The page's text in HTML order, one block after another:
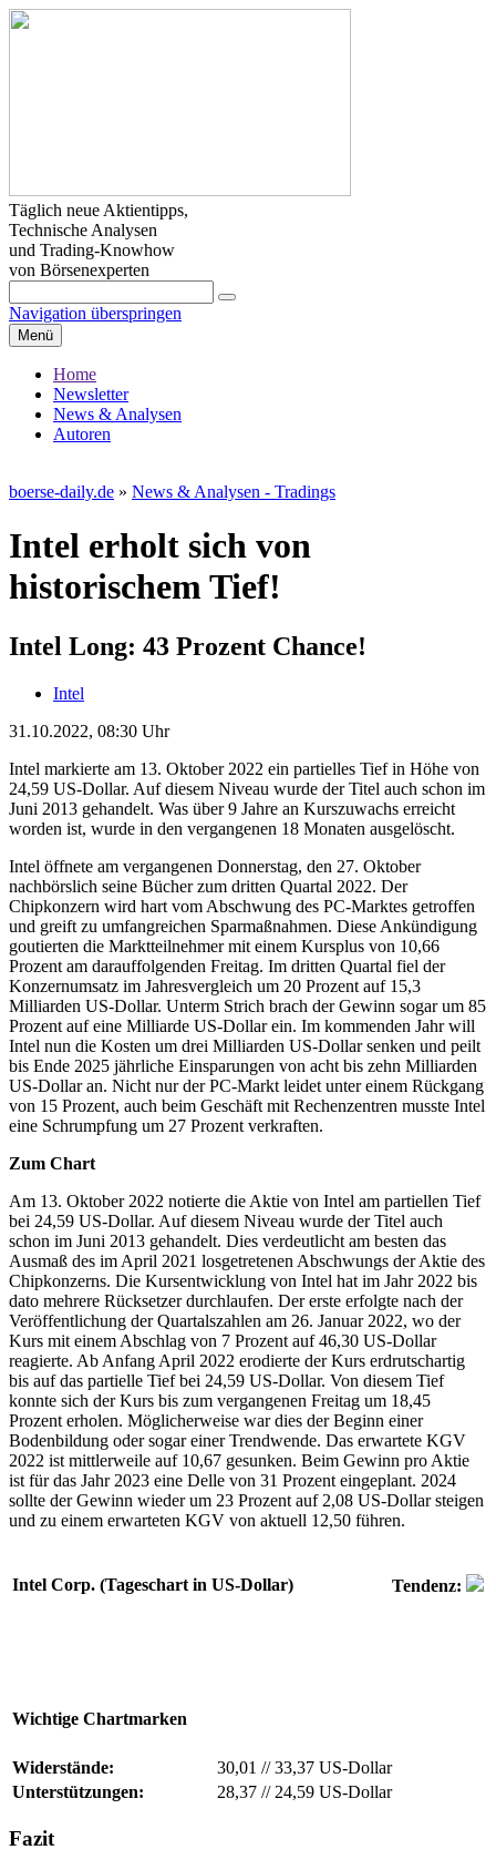
Täglich neue Aktientipps,
Technische Analysen
und Trading-Knowhow
von Börsenexperten
Navigation überspringen
Menü
Home
Newsletter
News & Analysen
Autoren
boerse-daily.de » News & Analysen - Tradings
Intel erholt sich von
historischem Tief!
Intel Long: 43 Prozent Chance!
Intel
31.10.2022, 08:30 Uhr
Intel markierte am 13. Oktober 2022 ein partielles Tief in Höhe von
24,59 US-Dollar. Auf diesem Niveau wurde der Titel auch schon im
Juni 2013 gehandelt. Was über 9 Jahre an Kurszuwachs erreicht
worden ist, wurde in den vergangenen 18 Monaten ausgelöscht.
Intel öffnete am vergangenen Donnerstag, den 27. Oktober
nachbörslich seine Bücher zum dritten Quartal 2022. Der
Chipkonzern wird hart vom Abschwung des PC-Marktes getroffen
und greift zu umfangreichen Sparmaßnahmen. Diese Ankündigung
goutierten die Marktteilnehmer mit einem Kursplus von 10,66
Prozent am darauffolgenden Freitag. Im dritten Quartal fiel der
Konzernumsatz im Jahresvergleich um 20 Prozent auf 15,3
Milliarden US-Dollar. Unterm Strich brach der Gewinn sogar um 85
Prozent auf eine Milliarde US-Dollar ein. Im kommenden Jahr will
Intel nun die Kosten um drei Milliarden US-Dollar senken und peilt
bis Ende 2025 jährliche Einsparungen von acht bis zehn Milliarden
US-Dollar an. Nicht nur der PC-Markt leidet unter einem Rückgang
von 15 Prozent, auch beim Geschäft mit Rechenzentren musste Intel
eine Schrumpfung um 27 Prozent verkraften.
Zum Chart
Am 13. Oktober 2022 notierte die Aktie von Intel am partiellen Tief
bei 24,59 US-Dollar. Auf diesem Niveau wurde der Titel auch
schon im Juni 2013 gehandelt. Dies verdeutlicht am besten das
Ausmaß des im April 2021 losgetretenen Abschwungs der Aktie des
Chipkonzerns. Die Kursentwicklung von Intel hat im Jahr 2022 bis
dato mehrere Rücksetzer durchlaufen. Der erste erfolgte nach der
Veröffentlichung der Quartalszahlen am 26. Januar 2022, wo der
Kurs mit einem Abschlag von 7 Prozent auf 46,30 US-Dollar
reagierte. Ab Anfang April 2022 erodierte der Kurs erdrutschartig
bis auf das partielle Tief bei 24,59 US-Dollar. Von diesem Tief
konnte sich der Kurs bis zum vergangenen Freitag um 18,45
Prozent erholen. Möglicherweise war dies der Beginn einer
Bodenbildung oder sogar einer Trendwende. Das erwartete KGV
2022 ist mittlerweile auf 10,67 gesunken. Beim Gewinn pro Aktie
ist für das Jahr 2023 eine Delle von 31 Prozent eingeplant. 2024
sollte der Gewinn wieder um 23 Prozent auf 2,08 US-Dollar steigen
und zu einem erwarteten KGV von aktuell 12,50 führen.
Intel Corp. (Tageschart in US-Dollar) Tendenz:
Wichtige Chartmarken
Widerstände: 30,01 //33,37 US-Dollar
Unterstützungen:
28,37 //24,59 US-Dollar
Fazit